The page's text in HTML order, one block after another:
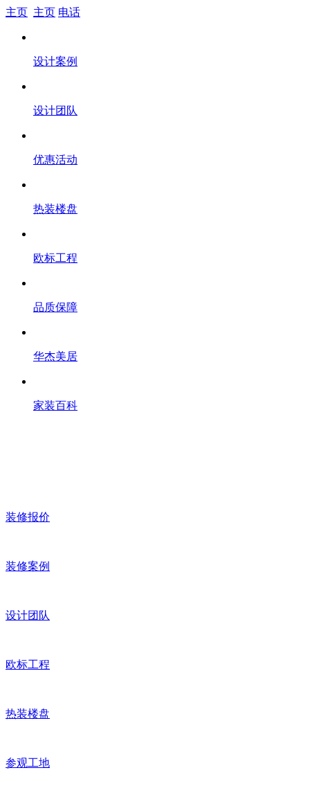
主页 主页 电话
设计案例
设计团队
优惠活动
热装楼盘
欧标工程
品质保障
华杰美居
家装百科
装修报价
装修案例
设计团队
欧标工程
热装楼盘
参观工地